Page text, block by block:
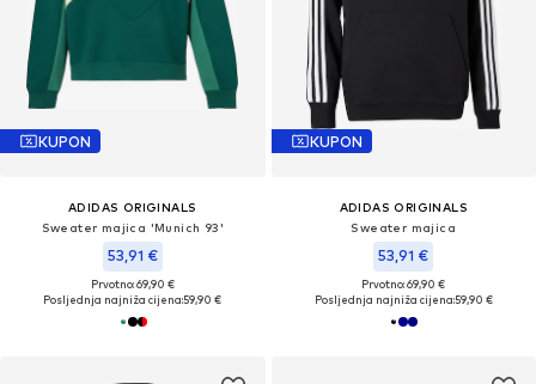
KUPON
ADIDAS ORIGINALS
Sweater majica 'Munich 93'
53,91 €
Prvotno: 69,90 €
Posljednja najniža cijena:59,90 €
KUPON
ADIDAS ORIGINALS
Sweater majica
53,91 €
Prvotno: 69,90 €
Posljednja najniža cijena:59,90 €